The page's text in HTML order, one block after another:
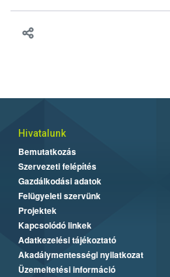
Hivatalunk
Bemutatkozás
Szervezeti felépítés
Gazdálkodási adatok
Felügyeleti szervünk
Projektek
Kapcsolódó linkek
Adatkezelési tájékoztató
Akadálymentességi nyilatkozat
Üzemeltetési információ